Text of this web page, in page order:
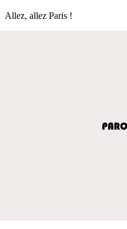
Allez, allez Paris !